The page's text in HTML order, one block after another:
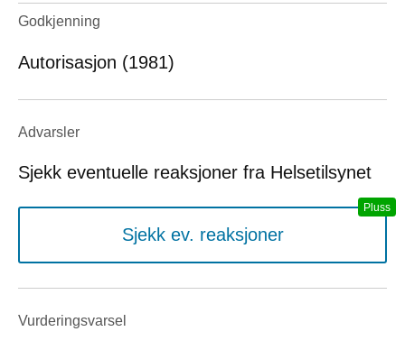
Godkjenning
Autorisasjon (1981)
Advarsler
Sjekk eventuelle reaksjoner fra Helsetilsynet
Sjekk ev. reaksjoner
Vurderings­varsel